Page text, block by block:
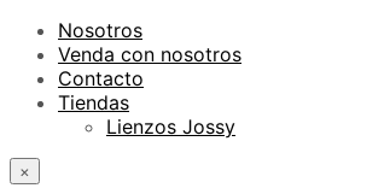
Nosotros
Venda con nosotros
Contacto
Tiendas
Lienzos Jossy
×